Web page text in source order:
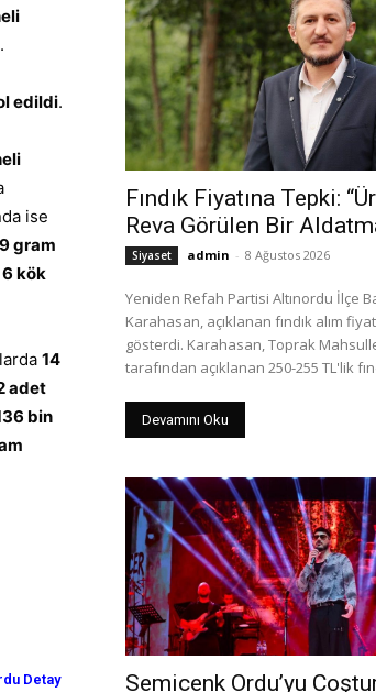
.
edildi.
ise
gram
kök
14
adet
bin
Detay
Fındık Fiyatına Tepki:
Reva Görülen Bir
Siyaset admin - 8 Ağustos 2026
Yeniden Refah Partisi Altınordu İlçe
Karahasan, açıklanan fındık alım
gösterdi. Karahasan, Toprak
tarafından açıklanan 250-255 TL'lik
Devamını Oku
Semicenk Ordu’yu